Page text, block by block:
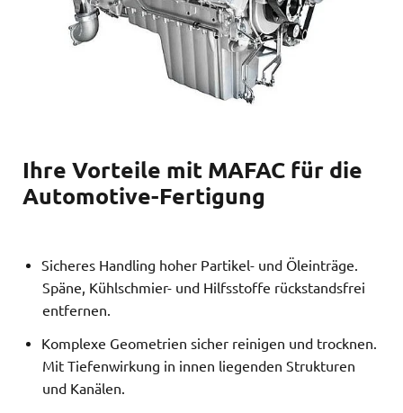
Ihre Vorteile mit MAFAC für die
Automotive-Fertigung
Sicheres Handling hoher Partikel- und Öleinträge.
Späne, Kühlschmier- und Hilfsstoffe rückstandsfrei
entfernen.
Komplexe Geometrien sicher reinigen und trocknen.
Mit Tiefenwirkung in innen liegenden Strukturen
und Kanälen.